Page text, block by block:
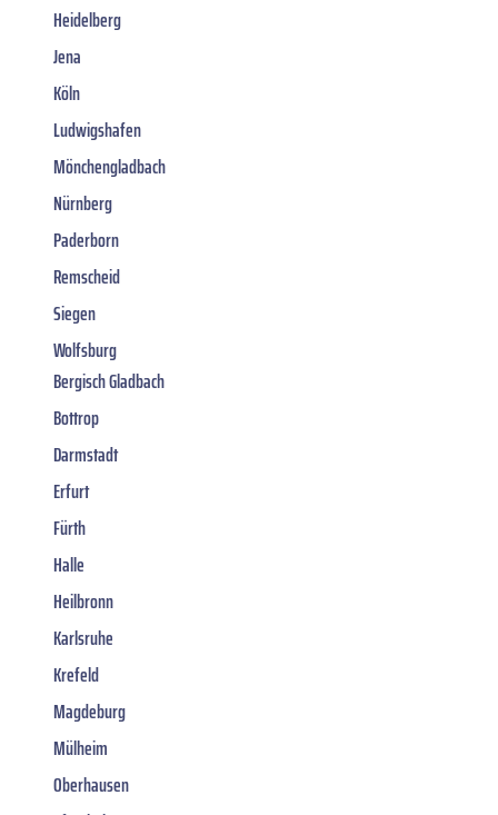
Heidelberg
Jena
Köln
Ludwigshafen
Mönchengladbach
Nürnberg
Paderborn
Remscheid
Siegen
Wolfsburg
Bergisch Gladbach
Bottrop
Darmstadt
Erfurt
Fürth
Halle
Heilbronn
Karlsruhe
Krefeld
Magdeburg
Mülheim
Oberhausen